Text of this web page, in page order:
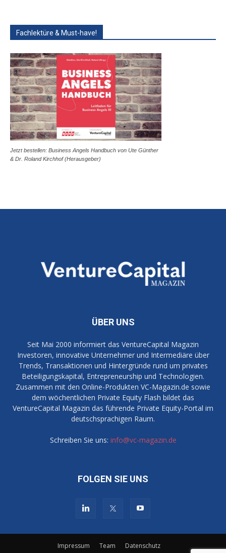
Fachlektüre & Must-have!
Jetzt bestellen: Business Angels Handbuch von Ute Günther
& Dr. Roland Kirchhof (Herausgeber)
ÜBER UNS
Seit Mai 2000 informiert das VentureCapital Magazin
Investoren, innovative Unternehmer und Intermediäre über
Trends, Transaktionen und Hintergründe rund um privates
Beteiligungskapital, Entrepreneurship und Technologien.
Zusammen mit den Online-Produkten VC-Magazin.de sowie
dem wöchentlichen Private Equity Flash bildet das
VentureCapital Magazin das führende Private Equity-Portal im
deutschsprachigen Raum.
Schreiben Sie uns: info@vc-magazin.de
FOLGEN SIE UNS
Impressum Team
Datenschutz